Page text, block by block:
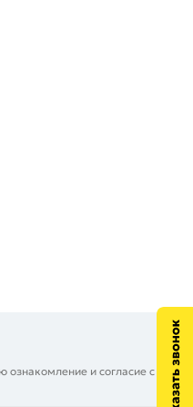
и согласие с